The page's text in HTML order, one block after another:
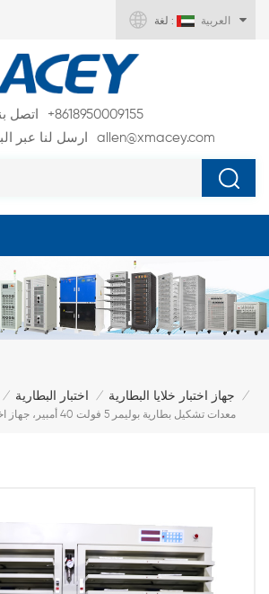
لغة : العربية
اتصل
+8618950009155
ارسل لنا عبر
allen@xmacey.com
/ اختبار البطارية / جهاز اختبار خلايا البطارية
/
معدات تشكيل بطارية بوليمر 5 فولت 40 أمبير، جهاز اختبار قدرة خلية الليثيوم